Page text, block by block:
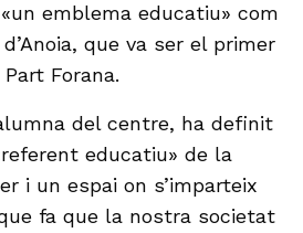
emblema educatiu» com
que va ser el primer
Forana.
del centre, ha definit
educatiu» de la
i un espai on s’imparteix
fa que la nostra societat